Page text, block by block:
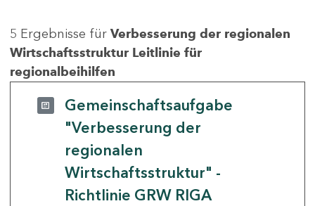
5 Ergebnisse für Verbesserung der regionalen
Wirtschaftsstruktur Leitlinie für
regionalbeihilfen
Gemeinschaftsaufgabe
"Verbesserung der
regionalen
Wirtschaftsstruktur" -
Richtlinie GRW RIGA